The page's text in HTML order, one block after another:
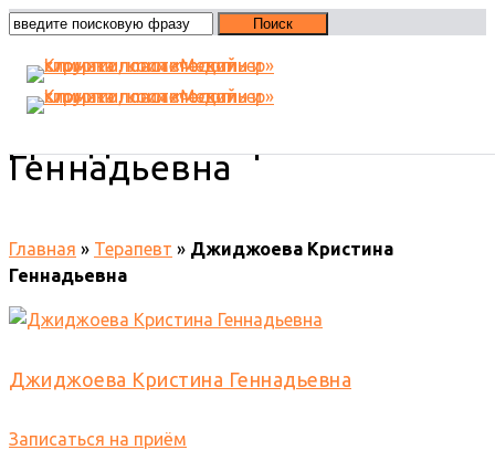
Геннадьевна
Главная » Терапевт » Джиджоева Кристина
Геннадьевна
Джиджоева Кристина Геннадьевна
Записаться на приём